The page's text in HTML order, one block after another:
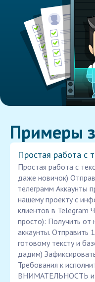
Примеры
Простая работа с
Простая работа с
даже новичок)
телеграмм Аккаунты
нашему проекту с
клиентов в Telegram
просто): Получить от
аккаунты.
готовому тексту и
дадим)
Требования к
ВНИМАТЕЛЬНОСТЬ и